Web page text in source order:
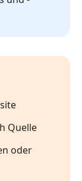
Quelle
oder